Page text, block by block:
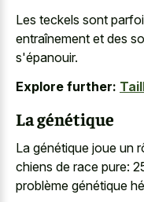
Les teckels sont
entraînement et des
s'épanouir.
Explore further:
La génétique
La génétique joue un
chiens de race pure:
problème génétique